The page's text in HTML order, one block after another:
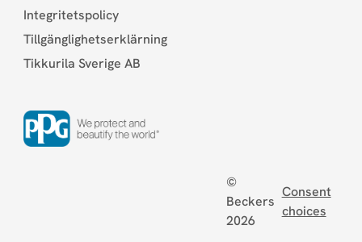
Integritetspolicy
Tillgänglighetserklärning
Tikkurila Sverige AB
©
Beckers
2026
Consent
choices